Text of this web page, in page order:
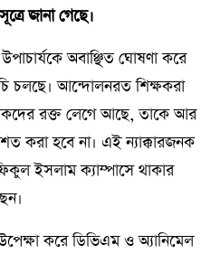
জানা গেছে।
অবাঞ্ছিত ঘোষণা করে
চলছে। আন্দোলনরত শিক্ষকরা
রক্ত লেগে আছে, তাকে আর
করা হবে না। এই ন্যাক্কারজনক
ইসলাম ক্যাম্পাসে থাকার
করে ডিভিএম ও অ্যানিমেল